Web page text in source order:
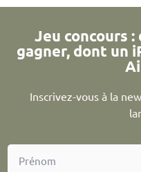
Jeu concours
gagner, dont un
Inscrivez-vous à la